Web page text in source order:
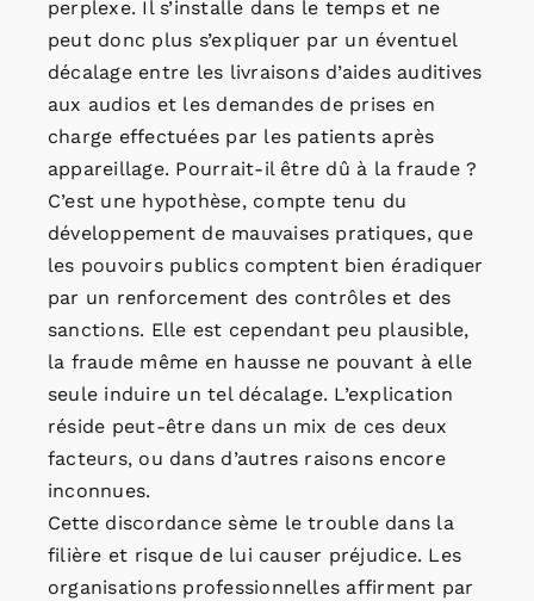
perplexe. Il s’installe dans le temps et ne
peut donc plus s’expliquer par un éventuel
décalage entre les livraisons d’aides auditives
aux audios et les demandes de prises en
charge effectuées par les patients après
appareillage. Pourrait-il être dû à la fraude ?
C’est une hypothèse, compte tenu du
développement de mauvaises pratiques, que
les pouvoirs publics comptent bien éradiquer
par un renforcement des contrôles et des
sanctions. Elle est cependant peu plausible,
la fraude même en hausse ne pouvant à elle
seule induire un tel décalage. L’explication
réside peut-être dans un mix de ces deux
facteurs, ou dans d’autres raisons encore
inconnues.
Cette discordance sème le trouble dans la
filière et risque de lui causer préjudice. Les
organisations professionnelles affirment par